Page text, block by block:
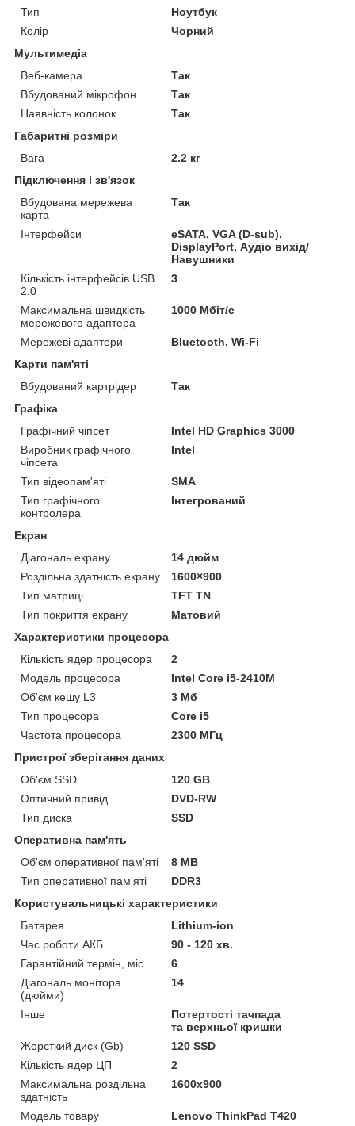
Тип
Ноутбук
Колір
Чорний
Мультимедіа
Веб-камера
Так
Вбудований мікрофон
Так
Наявність колонок
Так
Габаритні розміри
Вага
2.2 кг
Підключення і зв'язок
Вбудована мережева
карта
Так
Інтерфейси
eSATA, VGA (D-sub),
DisplayPort, Аудіо вихід/
Навушники
Кількість інтерфейсів USB
2.0
3
Максимальна швидкість
мережевого адаптера
1000 Мбіт/с
Мережеві адаптери
Bluetooth, Wi-Fi
Карти пам'яті
Вбудований картрідер
Так
Графіка
Графічний чіпсет
Intel HD Graphics 3000
Виробник графічного
чіпсета
Intel
Тип відеопам'яті
SMA
Тип графічного
контролера
Інтегрований
Екран
Діагональ екрану
14 дюйм
Роздільна здатність екрану
1600×900
Тип матриці
TFT TN
Тип покриття екрану
Матовий
Характеристики процесора
Кількість ядер процесора
2
Модель процесора
Intel Core i5-2410M
Об'єм кешу L3
3 Мб
Тип процесора
Core i5
Частота процесора
2300 МГц
Пристрої зберігання даних
Об'єм SSD
120 GB
Оптичний привід
DVD-RW
Тип диска
SSD
Оперативна пам'ять
Об'єм оперативної пам'яті
8 MB
Тип оперативної пам'яті
DDR3
Користувальницькі характеристики
Батарея
Lithium-ion
Час роботи АКБ
90 - 120 хв.
Гарантійний термін, міс.
6
Діагональ монітора
(дюйми)
14
Інше
Потертості тачпада
та верхньої кришки
Жорсткий диск (Gb)
120 SSD
Кількість ядер ЦП
2
Максимальна роздільна
здатність
1600x900
Модель товару Lenovo ThinkPad T420